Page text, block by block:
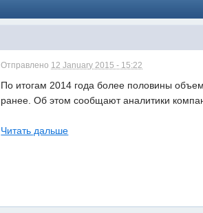
Отправлено 12 January 2015 - 15:22
По итогам 2014 года более половины
ранее. Об этом сообщают аналитики
Читать дальше